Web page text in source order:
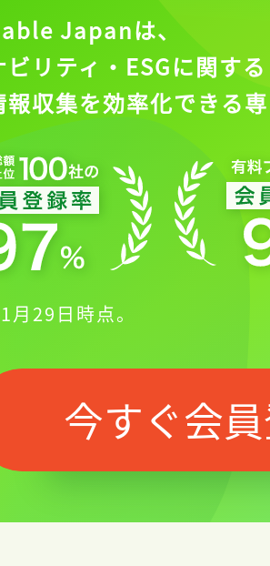
Japanは、
リティ・ESGに関する
収集を効率化できる
29日時点。
今すぐ会